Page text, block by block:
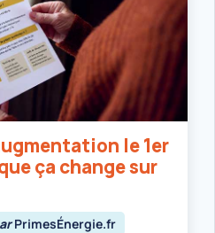
le 1er
ça change sur
PrimesÉnergie.fr